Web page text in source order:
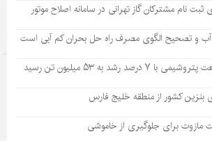
آب و تصحیح الگوی مصرف راه حل بحران کم آبی است
مازوت برای جلوگیری از خاموشی